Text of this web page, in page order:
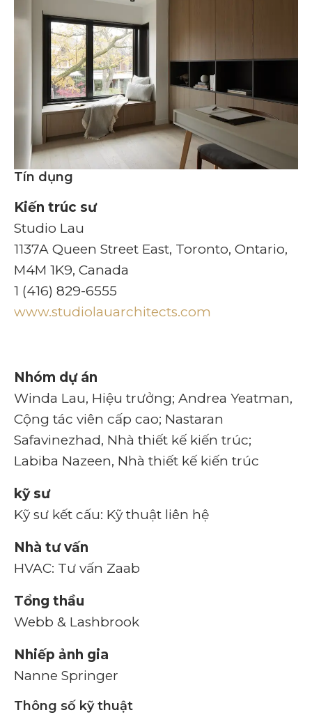
Tín dụng
Kiến trúc sư
Studio Lau
1137A Queen Street East, Toronto, Ontario,
M4M 1K9, Canada
1 (416) 829-6555
www.studiolauarchitects.com
Nhóm dự án
Winda Lau, Hiệu trưởng; Andrea Yeatman,
Cộng tác viên cấp cao; Nastaran
Safavinezhad, Nhà thiết kế kiến ​​trúc;
Labiba Nazeen, Nhà thiết kế kiến ​​trúc
kỹ sư
Kỹ sư kết cấu: Kỹ thuật liên hệ
Nhà tư vấn
HVAC: Tư vấn Zaab
Tổng thầu
Webb & Lashbrook
Nhiếp ảnh gia
Nanne Springer
Thông số kỹ thuật